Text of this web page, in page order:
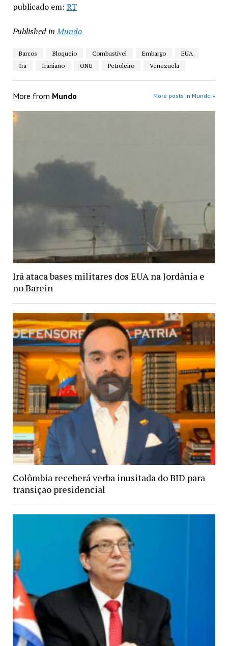
publicado em: RT
Published in Mundo
Barcos Bloqueio Combustível Embargo
EUA
Irã
Iraniano ONU Petroleiro Venezuela
More from Mundo More posts in Mundo »
Irã ataca bases militares dos EUA na Jordânia e
no Barein
Colômbia receberá verba inusitada do BID para
transição presidencial